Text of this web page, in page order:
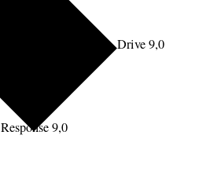
Drive 9,0
Response 9,0